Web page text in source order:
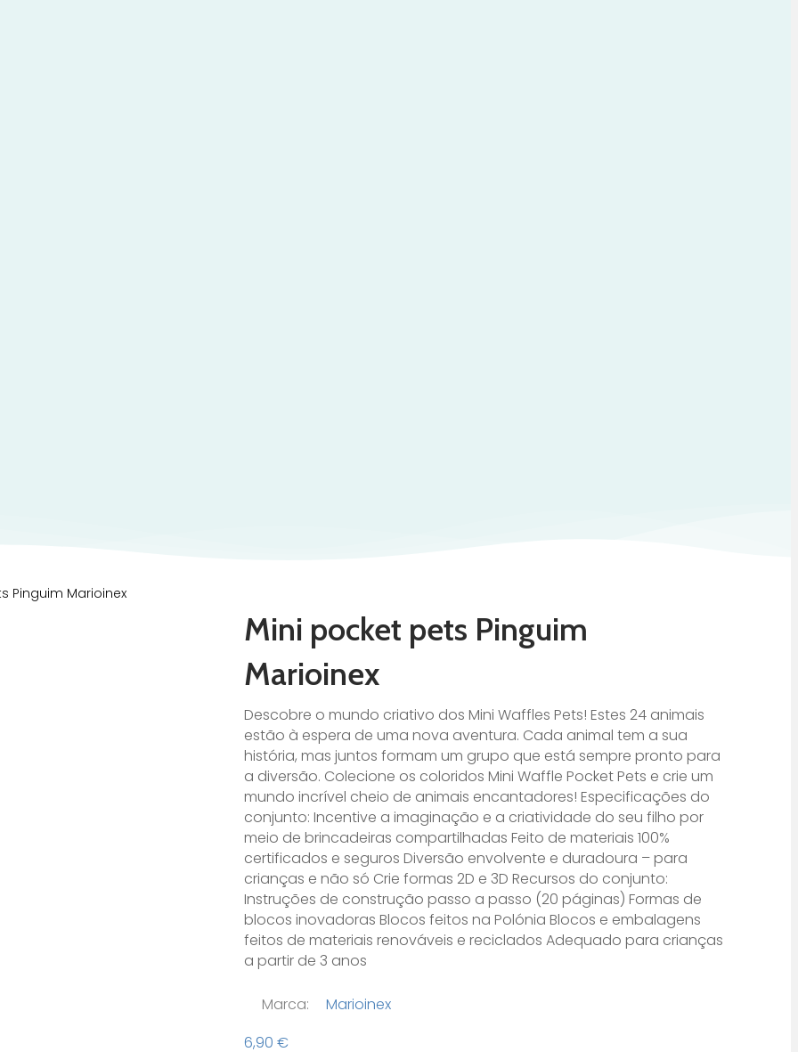
Pinguim Marioinex
Mini pocket pets Pinguim
Marioinex
Descobre o mundo criativo dos Mini Waffles Pets! Estes 24 animais
estão à espera de uma nova aventura. Cada animal tem a sua
história, mas juntos formam um grupo que está sempre pronto para
a diversão. Colecione os coloridos Mini Waffle Pocket Pets e crie um
mundo incrível cheio de animais encantadores! Especificações do
conjunto: Incentive a imaginação e a criatividade do seu filho por
meio de brincadeiras compartilhadas Feito de materiais 100%
certificados e seguros Diversão envolvente e duradoura – para
crianças e não só Crie formas 2D e 3D Recursos do conjunto:
Instruções de construção passo a passo (20 páginas) Formas de
blocos inovadoras Blocos feitos na Polónia Blocos e embalagens
feitos de materiais renováveis ​​e reciclados Adequado para crianças
a partir de 3 anos
Marca:
Marioinex
6,90 €